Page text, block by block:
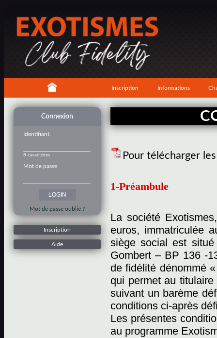
Inscription Informations
Connexion
Identifiant
8 caractères
Mot de passe
Mot de passe oublié ?
Inscription
Aide
Pour télécharger
1-Préambule
La société
euros, immatriculée
siège social est
Gombert – BP 136 -
de fidélité dénommé
qui permet au
suivant un barème
conditions ci-après
Les présentes
au programme